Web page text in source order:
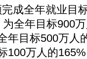
成全年就业目
全年目标900
年目标500万人
100万人的